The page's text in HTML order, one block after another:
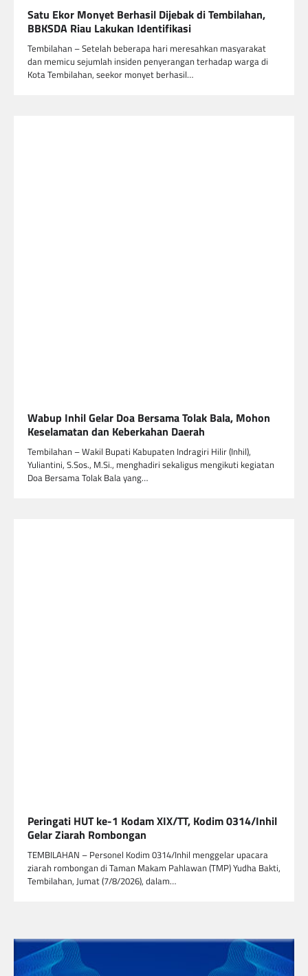
Satu Ekor Monyet Berhasil Dijebak di Tembilahan,
BBKSDA Riau Lakukan Identifikasi
Tembilahan – Setelah beberapa hari meresahkan masyarakat
dan memicu sejumlah insiden penyerangan terhadap warga di
Kota Tembilahan, seekor monyet berhasil…
Wabup Inhil Gelar Doa Bersama Tolak Bala, Mohon
Keselamatan dan Keberkahan Daerah
Tembilahan – Wakil Bupati Kabupaten Indragiri Hilir (Inhil),
Yuliantini, S.Sos., M.Si., menghadiri sekaligus mengikuti kegiatan
Doa Bersama Tolak Bala yang…
Peringati HUT ke-1 Kodam XIX/TT, Kodim 0314/Inhil
Gelar Ziarah Rombongan
TEMBILAHAN – Personel Kodim 0314/Inhil menggelar upacara
ziarah rombongan di Taman Makam Pahlawan (TMP) Yudha Bakti,
Tembilahan, Jumat (7/8/2026), dalam…